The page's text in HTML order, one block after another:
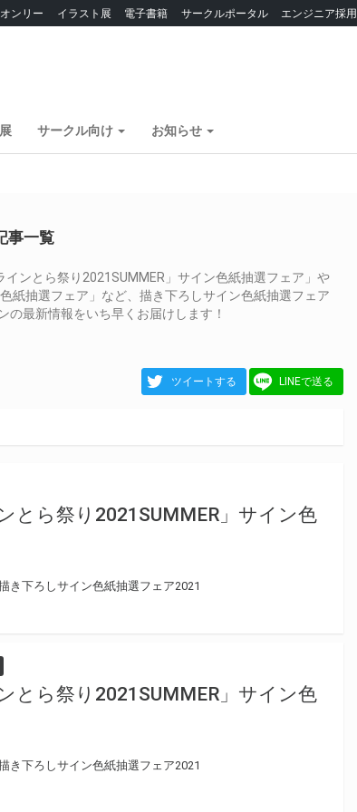
ンリー イラスト展 電子書籍 サークルポータル エンジニア採用
サークル向け お知らせ
事一覧
ンとら祭り2021SUMMER」サイン色紙抽選フェア」や
紙抽選フェア」など、描き下ろしサイン色紙抽選フェア
最新情報をいち早くお届けします！
ツイートする LINEで送る
とら祭り2021SUMMER」サイン色
き下ろしサイン色紙抽選フェア2021
とら祭り2021SUMMER」サイン色
き下ろしサイン色紙抽選フェア2021